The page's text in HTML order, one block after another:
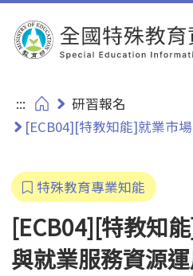
跳到主要內容
:::
研習報名
[ECB04][特教知能]就業市
特殊教育專業知能
[ECB04][特教知
與就業服務資源